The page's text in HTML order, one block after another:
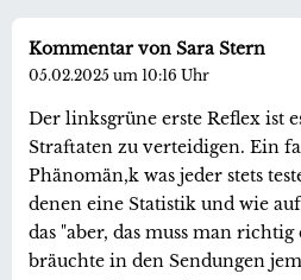
Kommentar von Sara Stern
05.02.2025 um 10:16 Uhr
Der linksgrüne erste Reflex ist
Straftaten zu verteidigen. Ein
Phänomän,k was jeder stets
denen eine Statistik und wie
das "aber, das muss man
bräuchte in den Sendungen